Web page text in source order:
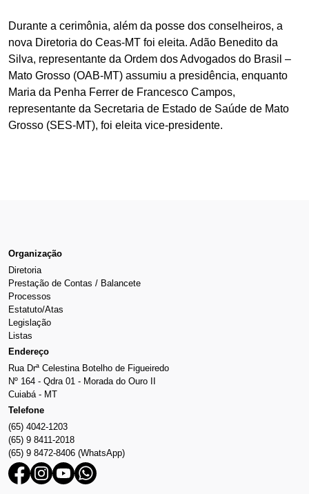
Durante a cerimônia, além da posse dos conselheiros, a
nova Diretoria do Ceas-MT foi eleita. Adão Benedito da
Silva, representante da Ordem dos Advogados do Brasil –
Mato Grosso (OAB-MT) assumiu a presidência, enquanto
Maria da Penha Ferrer de Francesco Campos,
representante da Secretaria de Estado de Saúde de Mato
Grosso (SES-MT), foi eleita vice-presidente.
Organização
Diretoria
Prestação de Contas / Balancete
Processos
Estatuto/Atas
Legislação
Listas
Endereço
Rua Drª Celestina Botelho de Figueiredo
Nº 164 - Qdra 01 - Morada do Ouro II
Cuiabá - MT
Telefone
(65) 4042-1203
(65) 9 8411-2018
(65) 9 8472-8406 (WhatsApp)
FacebookInstagram
Youtube